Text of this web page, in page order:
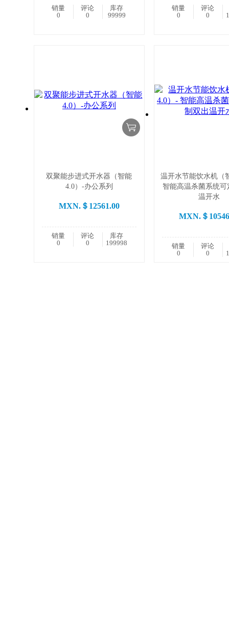
销量
0
评论
0
库存
99999
销量
0
评论
0
双聚能步进式开水器（智能
4.0）-办公系列
MXN.＄12561.00
销量
0
评论
0
库存
199998
温开水节能饮水机（
智能高温杀菌系统
温开水
MXN.＄
销量
0
评论
0